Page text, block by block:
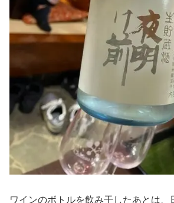
ワインのボトルを飲み干したあとは、